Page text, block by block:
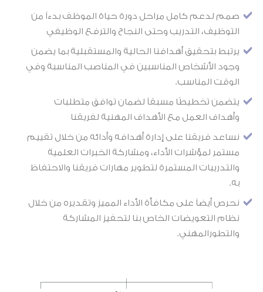
صمم لدعم كامل مراحل دورة حياة الموظف بدءاً من
التوظيف، التدريب وحتى النجاح والترفع الوظيفي
يرتبط بتحقيق أهدافنا الحالية والمستقبلية بما يضمن
وجود الأشخاص المناسبين في المناصب المناسبة وفي
الوقت المناسب.
يتضمن تخطيطًا مسبقاً لضمان توافق متطلبات
وأهداف العمل مع الأهداف المهنية لفريقنا
نساعد فريقنا على إدارة أهدافه وأدائه من خلال تقييم
مستمر لمؤشرات الأداء، ومشاركة الخبرات العلمية
والتدريبات المستمرة لتطوير مهارات فريقنا والاحتفاظ
به.
نحرص أيضاً على مكافأة الأداء المميز وتقديره من خلال
نظام التعويضات الخاص بنا لتحفيز المشاركة
والتطورالمهني.